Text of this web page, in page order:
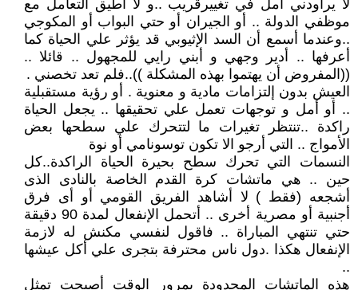
لا يراودني أمل في تغييرقريب ..و لا أطيق التعامل مع
موظفي الدولة .. أو الجيران أو حتي البواب أو المكوجي
..وعندما أسمع أن السد الإثيوبي قد يؤثر علي الحياة كما
أعرفها .. أدير وجهي و أبني رايي للمجهول .. قائلا ..
((المفروض أن يهتموا بهذه المشكلة ))..فلم تعد تخصني .
العيش بدون إلتزامات مادية و معنوية . أو رؤية مستقبلية
.. أو أمل و توجهات تعمل علي تحقيقها .. يجعل الحياة
راكدة ..تنتظر تغيرات ما لتتحرك علي سطحها بعض
الأمواج .. التي أرجو الا تكون توسونامي أو نوة
النسمات التي تحرك سطح بحيرة الحياة الراكدة..كل
حين .. هي ماتشات كرة القدم الخاصة بالنادى الذى
أشجعه (فقط ) لا أشاهد الفريق القومي أو أى فرق
أجنبية أو مصرية أخرى .. أتحمل الإنفعال لمدة 90 دقيقة
حتي تنتهي المباراة .. فاقول لنفسي مكنش له لازمة
الإنفعال هكذا .دول ناس محترفة بتجرى علي أكل عيشها
..
هذه الماتشات المحدودة بمرور الوقت أصبحت تمثل